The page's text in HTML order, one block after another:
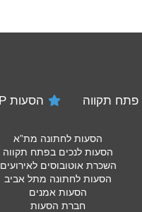
הסעות VIP
הסעות לחתונה מת”א
הסעות לנכים בפתח תקווה
השכרת אוטובוסים לאירועים
הסעות לחתונה מתל אביב
הסעות אמנים
חברת הסעות